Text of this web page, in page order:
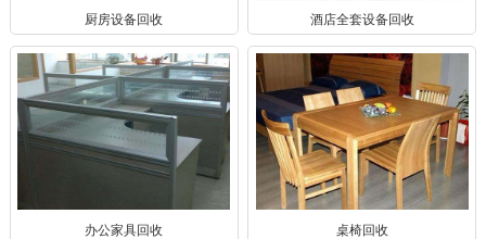
厨房设备回收 酒店全套设备回收
办公家具回收 桌椅回收